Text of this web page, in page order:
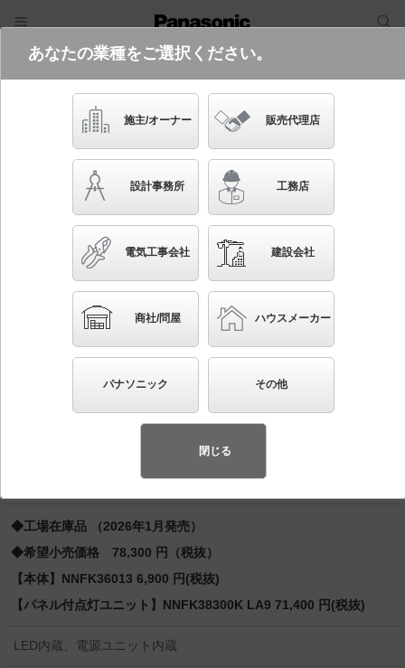
電気・建築設備（ビジネス）
フリーワード
品番・キーワード
かんたん照度計算
XL673PFVK LA9
天井直付型 LED（昼白色） 一体型LEDベースライ
ト 乳白パネル 連続調光型調光タイプ（ライコン別
売） スクエアタイプ／パネル付型 コンパクト形蛍光
灯FHP32形3灯器具相当 FHP32形3灯
（長寿命・省電力のLEDを主照明にした、高品
◆工場在庫品 （2026年1月発売）
◆希望小売価格 78,300 円（税抜）
【本体】NNFK36013 6,900 円(税抜)
【パネル付点灯ユニット】NNFK38300K LA9 71,400 円(税抜)
LED内蔵、電源ユニット内蔵
あなたの業種をご選択ください。
施主/オーナー 販売代理店
設計事務所 工務店
電気工事会社 建設会社
商社/問屋 ハウスメーカー
パナソニック その他
閉じる